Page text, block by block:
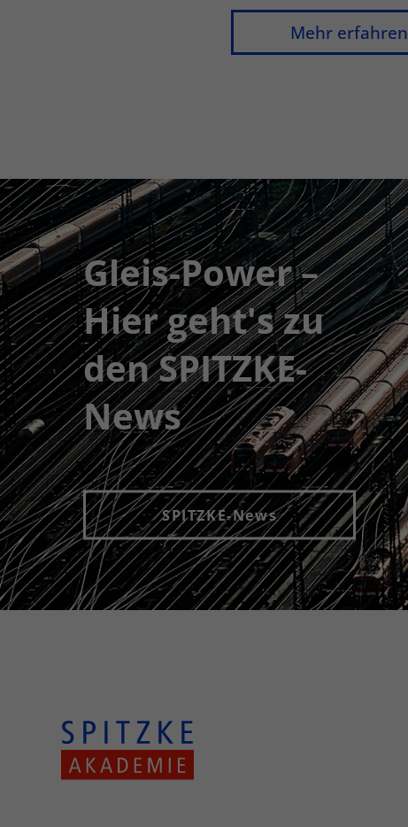
Mehr erfahren
Gleis-Power –
Hier geht's zu
den SPITZKE-
News
SPITZKE-News